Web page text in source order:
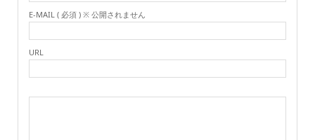
E-MAIL ( 必須 ) ※ 公開されません
URL